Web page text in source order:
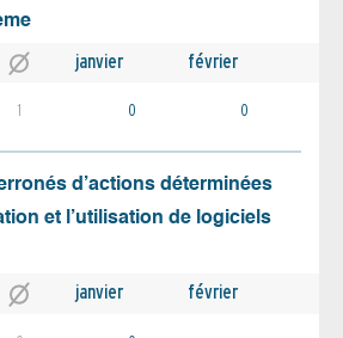
janvier février
1 0 0
d’actions déterminées
et l’utilisation de logiciels
janvier février